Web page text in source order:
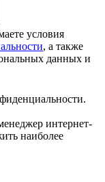
условия
, а также
данных и
интернет-
наиболее